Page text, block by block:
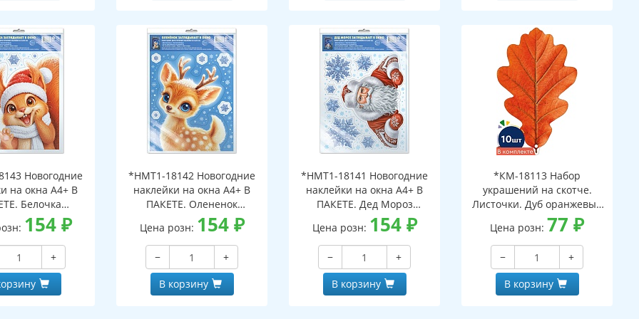
Новогодние
на окна А4+ В
Белочка
в окно (видны
сторон,
в
упаковке,
и клеевым
154₽
+
*НМТ1-18142 Новогодние
наклейки на окна А4+ В
ПАКЕТЕ. Олененок
заглядывает в окно (видны
с обеих сторон,
многоразовые, в
индивидуальной упаковке,
с европодвесом и клеевым
клапаном)
Цена розн: 154₽
−
+
В корзину
*НМТ1-18141 Новогодние
наклейки на окна А4+ В
ПАКЕТЕ. Дед Мороз
заглядывает в окно (видны
с обеих сторон,
многоразовые, в
индивидуальной упаковке,
с европодвесом и клеевым
клапаном)
Цена розн: 154₽
−
+
В корзину
*КМ-18113 Набор
украшений на скотче.
Листочки. Дуб оранжевый
(10 шт. в наборе,
двухсторонняя, ВД-лак)
Цена розн: 77₽
−
+
В корзину